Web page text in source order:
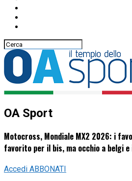
OA Sport
Motocross, Mondiale MX2 2026: i
favorito per il bis, ma occhio a belgi
Accedi ABBONATI